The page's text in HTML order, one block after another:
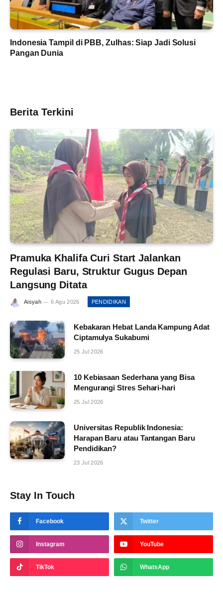
Indonesia Tampil di PBB, Zulhas: Siap Jadi Solusi
Pangan Dunia
Berita Terkini
Pramuka Khalifa Curi Start Jalankan
Regulasi Baru, Struktur Gugus Depan
Langsung Ditata
Aisyah 6 Agu 2026 PENDIDIKAN
Kebakaran Hebat Landa Kampung Adat
Ciptamulya Sukabumi
25 Jul 2026
10 Kebiasaan Sederhana yang Bisa
Mengurangi Stres Sehari-hari
25 Jul 2026
Universitas Republik Indonesia:
Harapan Baru atau Tantangan Baru
Pendidikan?
23 Jul 2026
Stay In Touch
Facebook Twitter
Instagram YouTube
TikTok WhatsApp